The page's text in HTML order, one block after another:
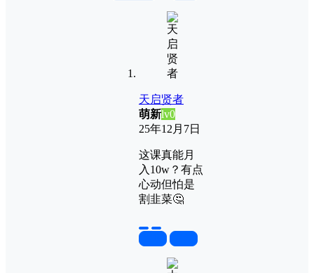
天启贤者
萌新lv0
25年12月7日
这课真能月
入10w？有点
心动但怕是
割韭菜🤔